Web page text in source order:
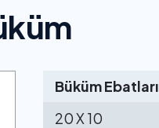
Büküm Ebatları
20 X 10